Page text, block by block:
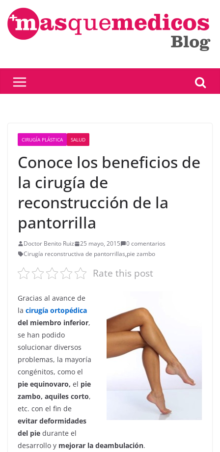
Saltar
contenido
CIRUGÍA PLÁSTICA SALUD
Conoce los beneficios de
la cirugía de
reconstrucción de la
pantorrilla
Doctor Benito Ruiz 25 mayo, 2015
0 comentarios
Cirugía reconstructiva de pantorrillas,pie zambo
Rate this post
Gracias al avance de
la cirugía ortopédica
del miembro inferior,
se han podido
solucionar diversos
problemas, la mayoría
congénitos, como el
pie equinovaro, el pie
zambo, aquiles corto,
etc. con el fin de
evitar deformidades
del pie durante el
desarrollo y mejorar la deambulación.